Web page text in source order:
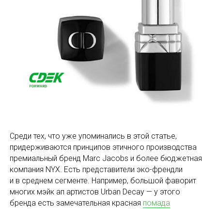
Среди тех, что уже упоминались в этой статье,
придерживаются принципов этичного производства
премиальный бренд Marc Jacobs и более бюджетная
компания NYX. Есть представители эко-френдли
и в среднем сегменте. Например, большой фаворит
многих мэйк ап артистов Urban Decay — у этого
бренда есть замечательная красная помада